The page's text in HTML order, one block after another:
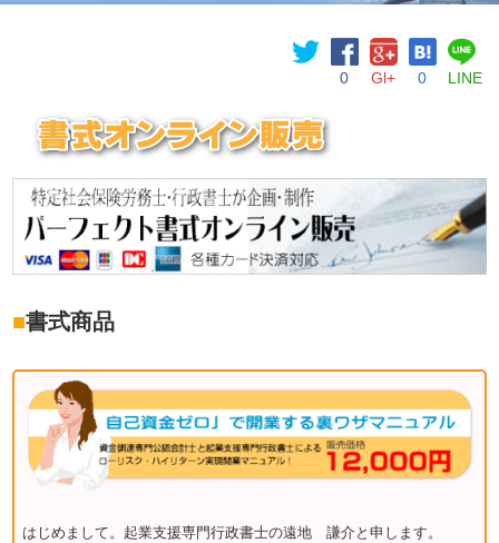
0 Gl+ 0 LINE
■書式商品
はじめまして。起業支援専門行政書士の遠地 謙介と申します。